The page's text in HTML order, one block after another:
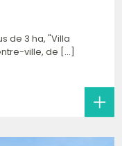
de 3 ha, "Villa
ville, de [...]